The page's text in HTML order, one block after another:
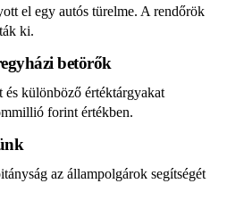
el egy autós türelme. A rendőrök
ki.
betörők
és különböző értéktárgyakat
forint értékben.
az állampolgárok segítségét